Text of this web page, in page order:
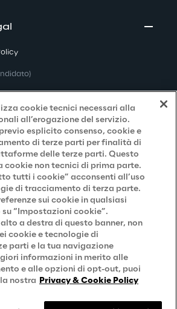
cookie tecnici necessari alla
all’erogazione del servizio.
esplicito consenso, cookie e
di terze parti per finalità di
delle terze parti. Questo
cookie non tecnici di prima parte.
tutti i cookie” acconsenti all’uso
di tracciamento di terza parte.
sui cookie in qualsiasi
“Impostazioni cookie”.
a destra di questo banner, non
cookie e tecnologie di
parti e la tua navigazione
informazioni in merito alle
e alle opzioni di opt-out, puoi
nostra Privacy & Cookie Policy